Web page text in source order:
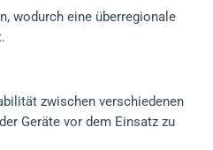
wodurch eine überregionale
zwischen verschiedenen
Geräte vor dem Einsatz zu